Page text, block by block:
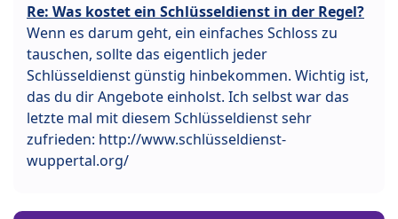
Re: Was kostet ein Schlüsseldienst in der Regel?
Wenn es darum geht, ein einfaches Schloss zu
tauschen, sollte das eigentlich jeder
Schlüsseldienst günstig hinbekommen. Wichtig ist,
das du dir Angebote einholst. Ich selbst war das
letzte mal mit diesem Schlüsseldienst sehr
zufrieden: http://www.schlüsseldienst-
wuppertal.org/